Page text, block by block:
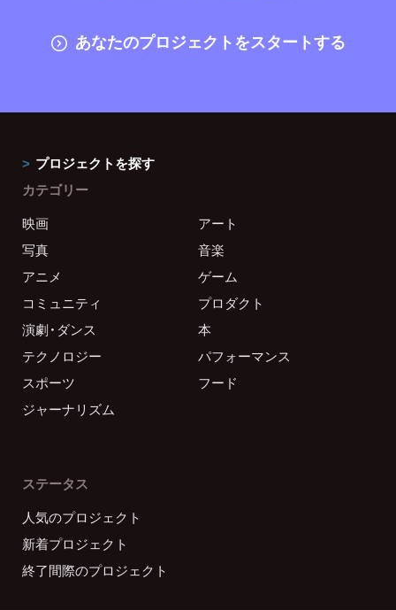
あなたのプロジェクトをスタートする
プロジェクトを探す
カテゴリー
映画
アート
写真
音楽
アニメ
ゲーム
コミュニティ
プロダクト
演劇・ダンス
本
テクノロジー
パフォーマンス
スポーツ
フード
ジャーナリズム
ステータス
人気のプロジェクト
新着プロジェクト
終了間際のプロジェクト